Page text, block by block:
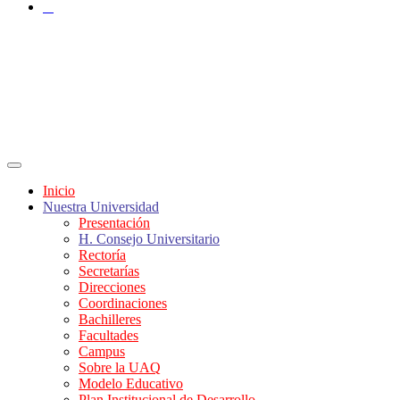
Inicio
Nuestra Universidad
Presentación
H. Consejo Universitario
Rectoría
Secretarías
Direcciones
Coordinaciones
Bachilleres
Facultades
Campus
Sobre la UAQ
Modelo Educativo